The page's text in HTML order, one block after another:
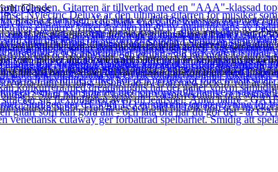
Gloss
som töker på gränserna för modern musik med Ibanez.
en granlock som resonerar med härliga toner. Oavsett om
hjälper dig att spela allt bättre och en kropp som helt
till stil hängivenhet till fantastiska toner och modern